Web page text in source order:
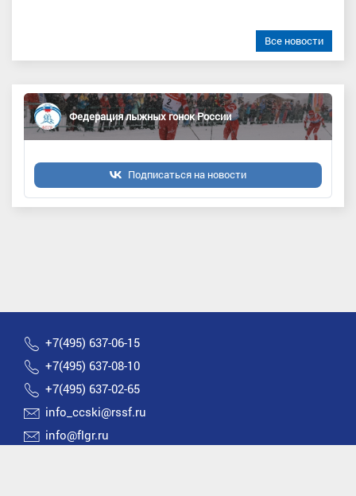
Все новости
Федерация лыжных гонок России
Подписаться на новости
+7(495) 637-06-15
+7(495) 637-08-10
+7(495) 637-02-65
info_ccski@rssf.ru
info@flgr.ru